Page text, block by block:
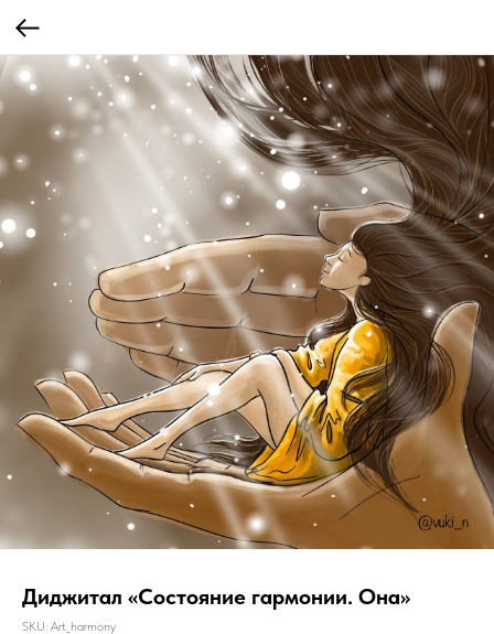
Диджитал «Состояние гармонии. Она»
SKU: Art_harmony